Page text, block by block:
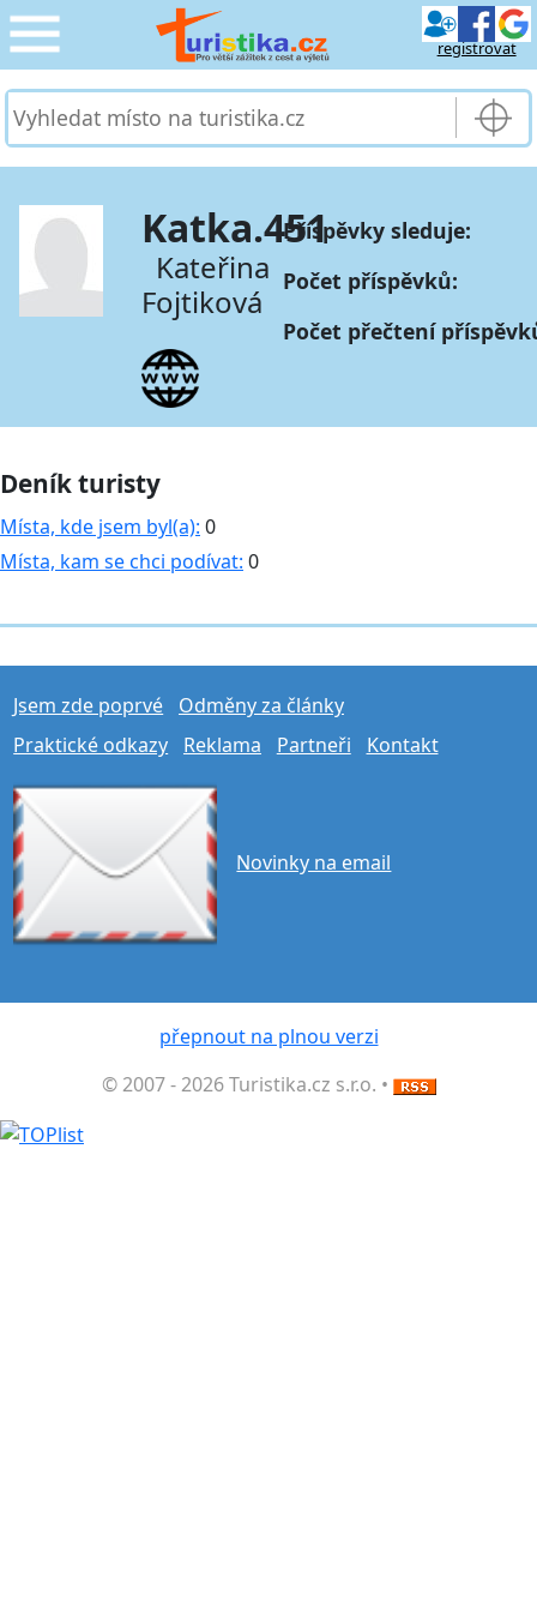
registrovat
CESTOVÁNÍ
SLUŽBY & DOPRAVA ›
PRO TURISTY ›
MOJE TURISTIKA ›
Katka.451
Kateřina
Fojtiková
Příspěvky sleduje:
Počet příspěvků:
Počet přečtení
Deník turisty
Místa, kde jsem byl(a): 0
Místa, kam se chci podívat: 0
Jsem zde poprvé
Odměny za články
Praktické odkazy
Reklama Partneři Kontakt
Novinky na email
přepnout na plnou verzi
© 2007 - 2026 Turistika.cz s.r.o. •